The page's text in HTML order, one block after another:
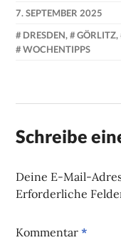
7. SEPTEMBER 2025
NADINE
FAUST
DRESDEN, GÖRLITZ,
WOCHENTIPPS
Schreibe
Deine E-Mail-
Erforderliche
Kommentar*